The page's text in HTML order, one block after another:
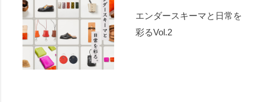
エンダースキーマと日常を
彩るVol.2